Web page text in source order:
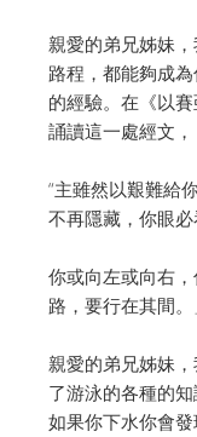
親愛的弟兄姊妹
路程，都能夠成
的經驗。在《以
誦讀這一處經文，
“主雖然以艱難給
不再隱藏，你眼必
你或向左或向右
路，要行在其間。
親愛的弟兄姊妹
了游泳的各種的
如果你下水你會